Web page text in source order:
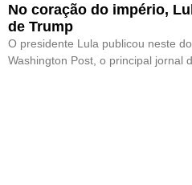
No coração do império,
de Trump
O presidente Lula publicou neste
Washington Post, o principal jornal